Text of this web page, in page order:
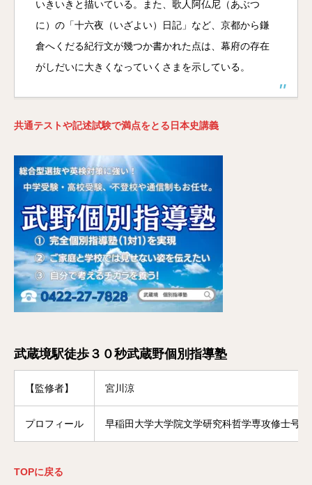
いきいきと描いている。また、歌人阿仏尼（あぶつ
に）の「十六夜（いざよい）日記」など、京都から鎌
倉へくだる紀行文が幾つか書かれた点は、幕府の存在
がしだいに大きくなっていくさまを示している。
共通テストや記述試験で満点をとる日本史講義
武蔵境駅徒歩３０秒武蔵野個別指導塾
【監修者】 宮川涼
プロフィール 早稲田大学大学院文学研究科哲学専攻修士号
TOPに戻る